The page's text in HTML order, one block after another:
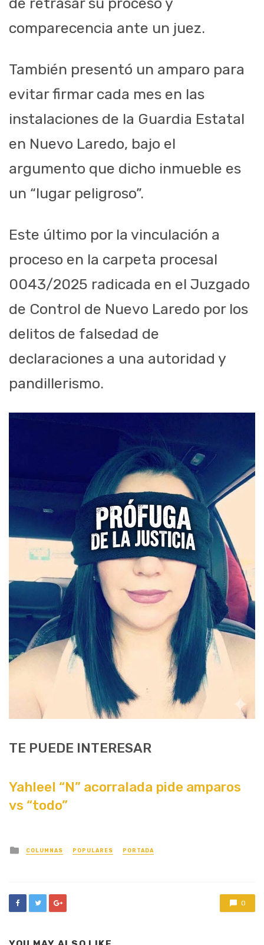
de retrasar su proceso y
comparecencia ante un juez.
También presentó un amparo para
evitar firmar cada mes en las
instalaciones de la Guardia Estatal
en Nuevo Laredo, bajo el
argumento que dicho inmueble es
un “lugar peligroso”.
Este último por la vinculación a
proceso en la carpeta procesal
0043/2025 radicada en el Juzgado
de Control de Nuevo Laredo por los
delitos de falsedad de
declaraciones a una autoridad y
pandillerismo.
TE PUEDE INTERESAR
Yahleel “N” acorralada pide amparos
vs “todo”
Posted
in
COLUMNAS POPULARES PORTADA
0